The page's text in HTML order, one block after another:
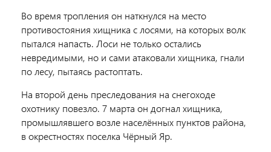
Во время тропления он наткнулся на место
противостояния хищника с лосями, на которых волк
пытался напасть. Лоси не только остались
невредимыми, но и сами атаковали хищника, гнали
по лесу, пытаясь растоптать.
На второй день преследования на снегоходе
охотнику повезло. 7 марта он догнал хищника,
промышлявшего возле населённых пунктов района,
в окрестностях поселка Чёрный Яр.